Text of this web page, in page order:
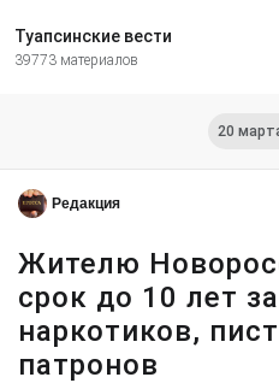
Туапсинские вести
39773 материалов
20
Редакция
Жителю
срок до 10 лет
наркотиков,
патронов